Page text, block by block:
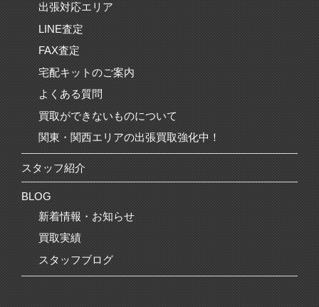
出張対応エリア
LINE査定
FAX査定
宅配キットのご案内
よくある質問
買取ができないものについて
関東・関西エリアの出張買取強化中！
スタッフ紹介
BLOG
新着情報・お知らせ
買取実績
スタッフブログ